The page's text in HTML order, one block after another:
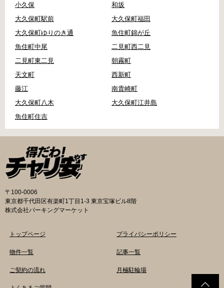
小久保
和坂
大久保町駅前
大久保町福田
大久保町ゆりのき通
魚住町錦が丘
魚住町中尾
二見町西二見
二見町東二見
朝霧町
天文町
西新町
藤江
南貴崎町
大久保町八木
大久保町江井島
魚住町住吉
〒100-0006
東京都千代田区有楽町1丁目1-3 東京宝塚ビル8階
株式会社パーキングマーケット
トップページ
物件一覧
ご契約の流れ
プライバシーポリシー
記事一覧
月極駐輪場